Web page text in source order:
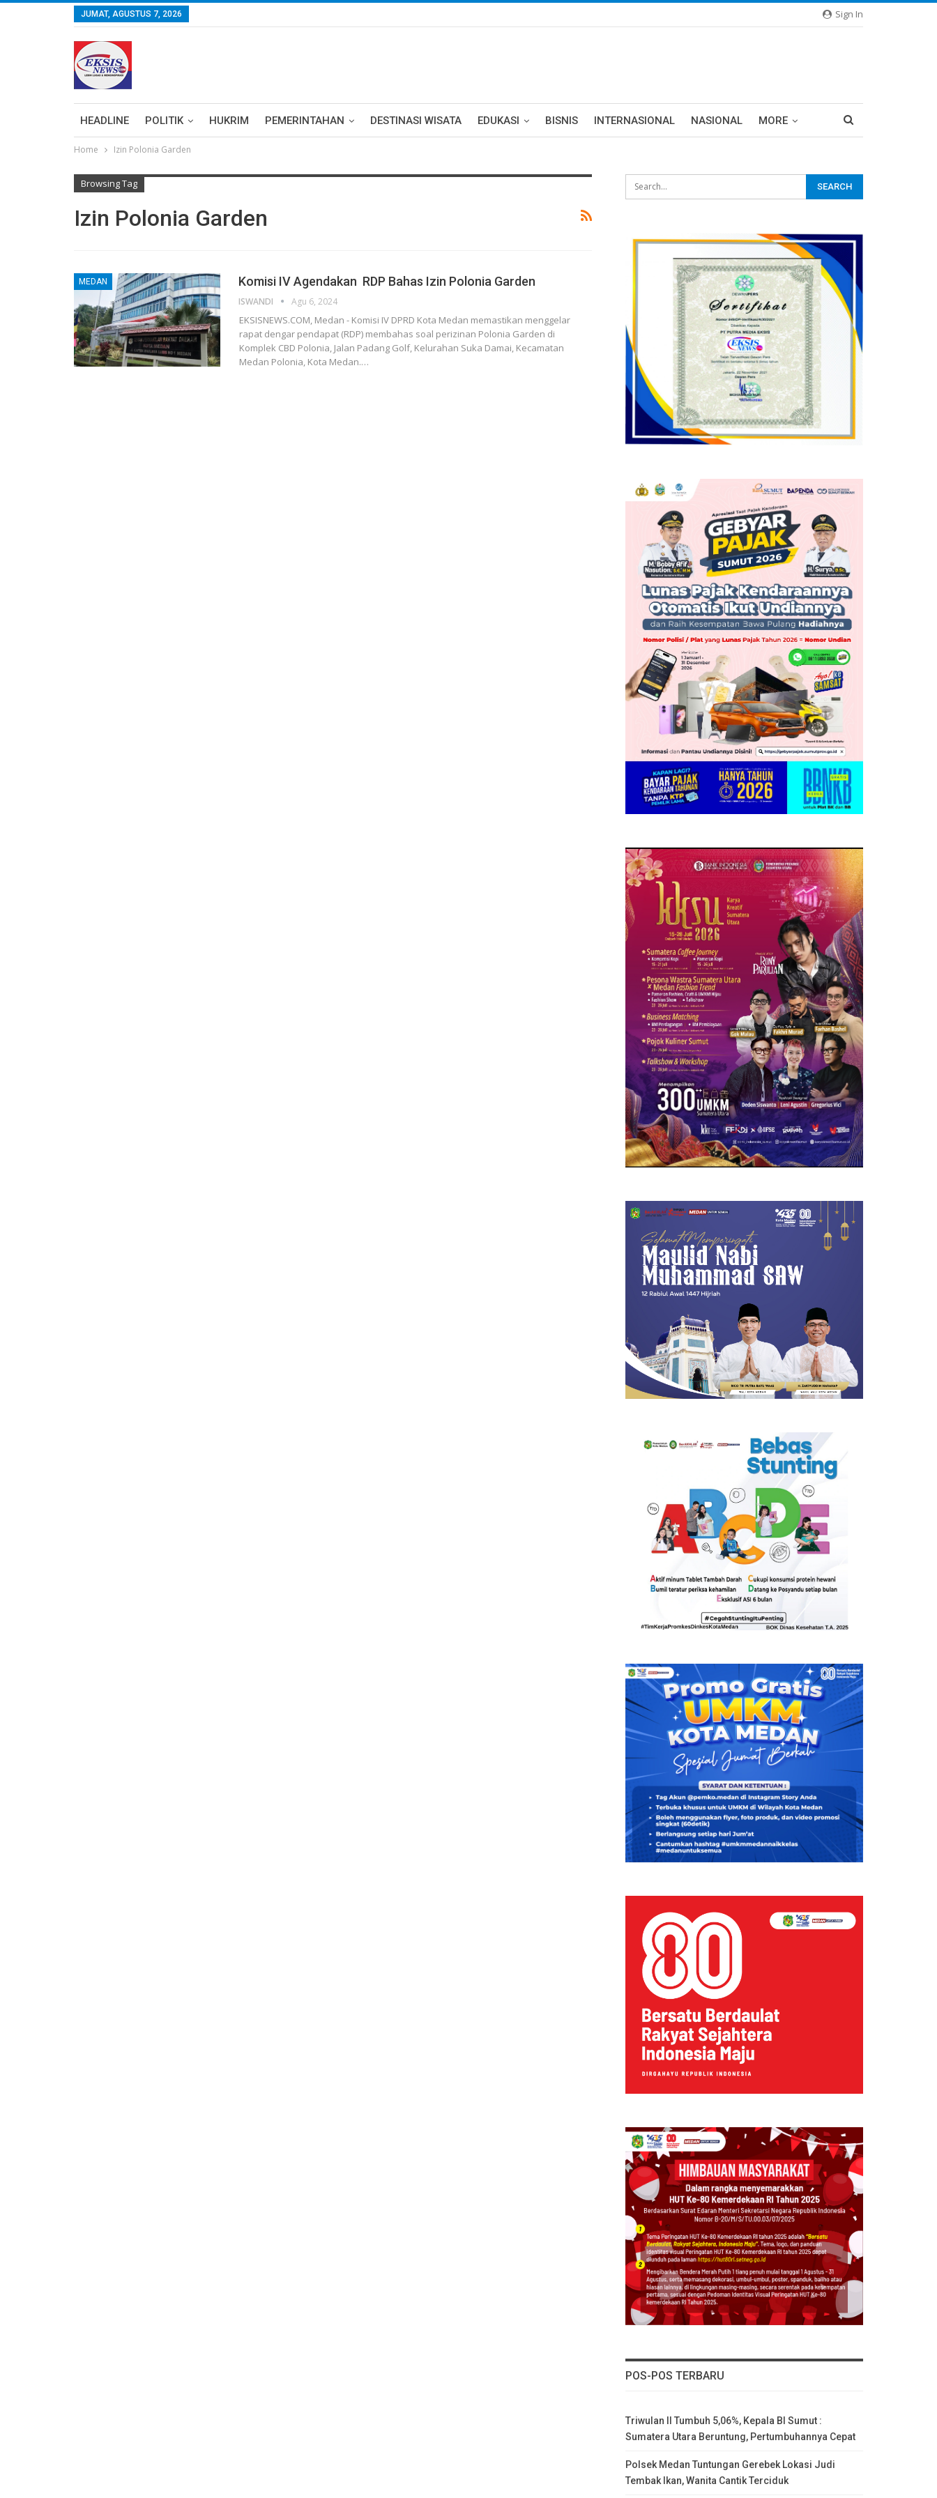
Sign In
JUMAT, AGUSTUS 7, 2026
HEADLINE POLITIK HUKRIM PEMERINTAHAN DESTINASI WISATA EDUKASI BISNIS INTERNASIONAL NASIONAL MORE
Home Izin Polonia Garden
Browsing Tag
Izin Polonia Garden
MEDAN Komisi IV Agendakan RDP Bahas Izin Polonia Garden
ISWANDI Agu 6, 2024
EKSISNEWS.COM, Medan - Komisi IV DPRD Kota Medan memastikan menggelar
rapat dengar pendapat (RDP) membahas soal perizinan Polonia Garden di
Komplek CBD Polonia, Jalan Padang Golf, Kelurahan Suka Damai, Kecamatan
Medan Polonia, Kota Medan.…
POS-POS TERBARU
Triwulan II Tumbuh 5,06%, Kepala BI Sumut :
Sumatera Utara Beruntung, Pertumbuhannya Cepat
Polsek Medan Tuntungan Gerebek Lokasi Judi
Tembak Ikan, Wanita Cantik Terciduk